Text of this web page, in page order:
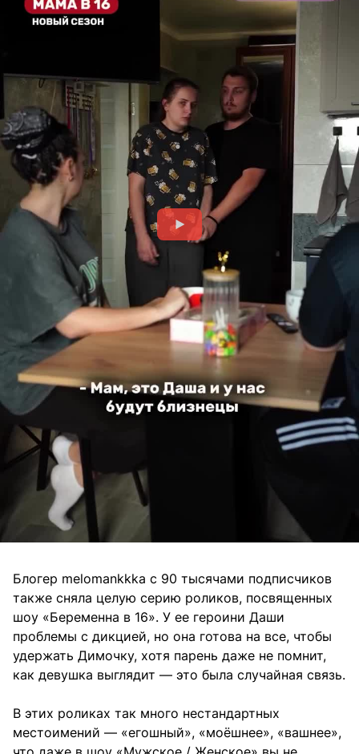
Блогер melomankkka с 90 тысячами подписчиков
также сняла целую серию роликов, посвященных
шоу «Беременна в 16». У ее героини Даши
проблемы с дикцией, но она готова на все, чтобы
удержать Димочку, хотя парень даже не помнит,
как девушка выглядит — это была случайная связь.
В этих роликах так много нестандартных
местоимений — «егошный», «моёшнее», «вашнее»,